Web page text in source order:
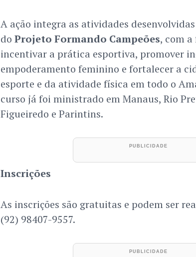
A ação integra as atividades
do Projeto Formando Campeões, com
incentivar a prática esportiva, promover
empoderamento feminino e fortalecer a
esporte e da atividade física em todo o
curso já foi ministrado em Manaus, Rio
Figueiredo e Parintins.
Inscrições
As inscrições são gratuitas e podem ser
(92) 98407-9557.